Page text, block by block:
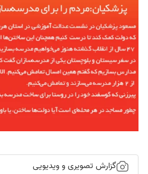
گزارش تصویری و ویدیویی